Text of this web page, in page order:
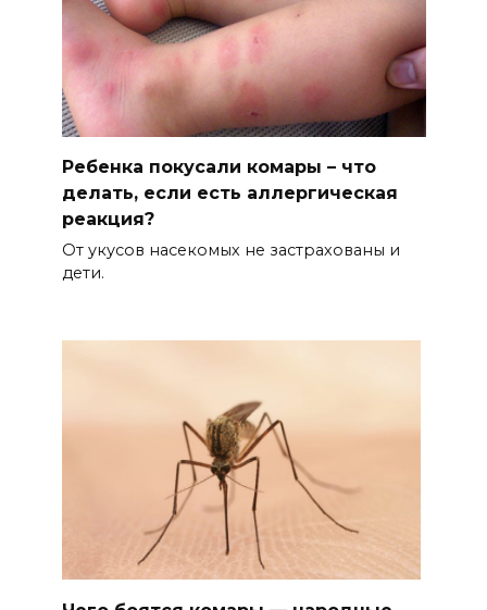
Ребенка покусали комары – что
делать, если есть аллергическая
реакция?
От укусов насекомых не застрахованы и
дети.